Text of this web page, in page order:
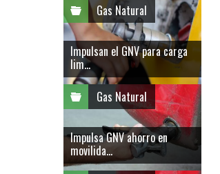
Gas Natural
Impulsan el GNV para carga
lim...
Gas Natural
Impulsa GNV ahorro en
movilida...